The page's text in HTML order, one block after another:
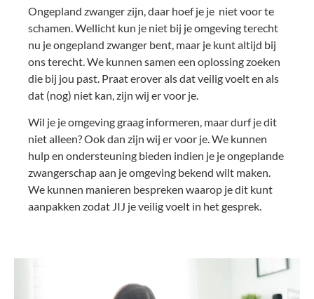
Ongepland zwanger zijn, daar hoef je je niet voor te
schamen. Wellicht kun je niet bij je omgeving terecht
nu je ongepland zwanger bent, maar je kunt altijd bij
ons terecht. We kunnen samen een oplossing zoeken
die bij jou past. Praat erover als dat veilig voelt en als
dat (nog) niet kan, zijn wij er voor je.
Wil je je omgeving graag informeren, maar durf je dit
niet alleen? Ook dan zijn wij er voor je. We kunnen
hulp en ondersteuning bieden indien je je ongeplande
zwangerschap aan je omgeving bekend wilt maken.
We kunnen manieren bespreken waarop je dit kunt
aanpakken zodat JIJ je veilig voelt in het gesprek.